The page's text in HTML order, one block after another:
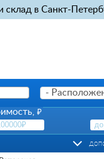
в Санкт-
-
₽